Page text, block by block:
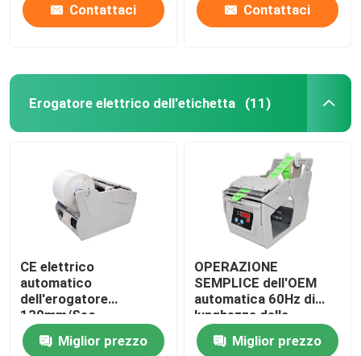
Contattaci Contattaci
Erogatore elettrico dell'etichetta (11)
CE elettrico
automatico
dell'erogatore
130mm/Sec
dell'etichetta per gli
autoadesivi trasparenti
Miglior prezzo
OPERAZIONE
SEMPLICE dell'OEM
automatica 60Hz di
lunghezza della
sbucciatrice
dell'etichetta 300mm
Miglior prezzo